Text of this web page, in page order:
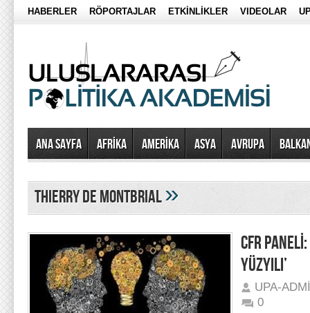
HABERLER RÖPORTAJLAR ETKİNLİKLER VIDEOLAR
Ana Sayfa AFRİKA AMERİKA ASYA AVRUPA
Thierry de Montbrial»
CFR
YÜZYILI’
UPA-
0